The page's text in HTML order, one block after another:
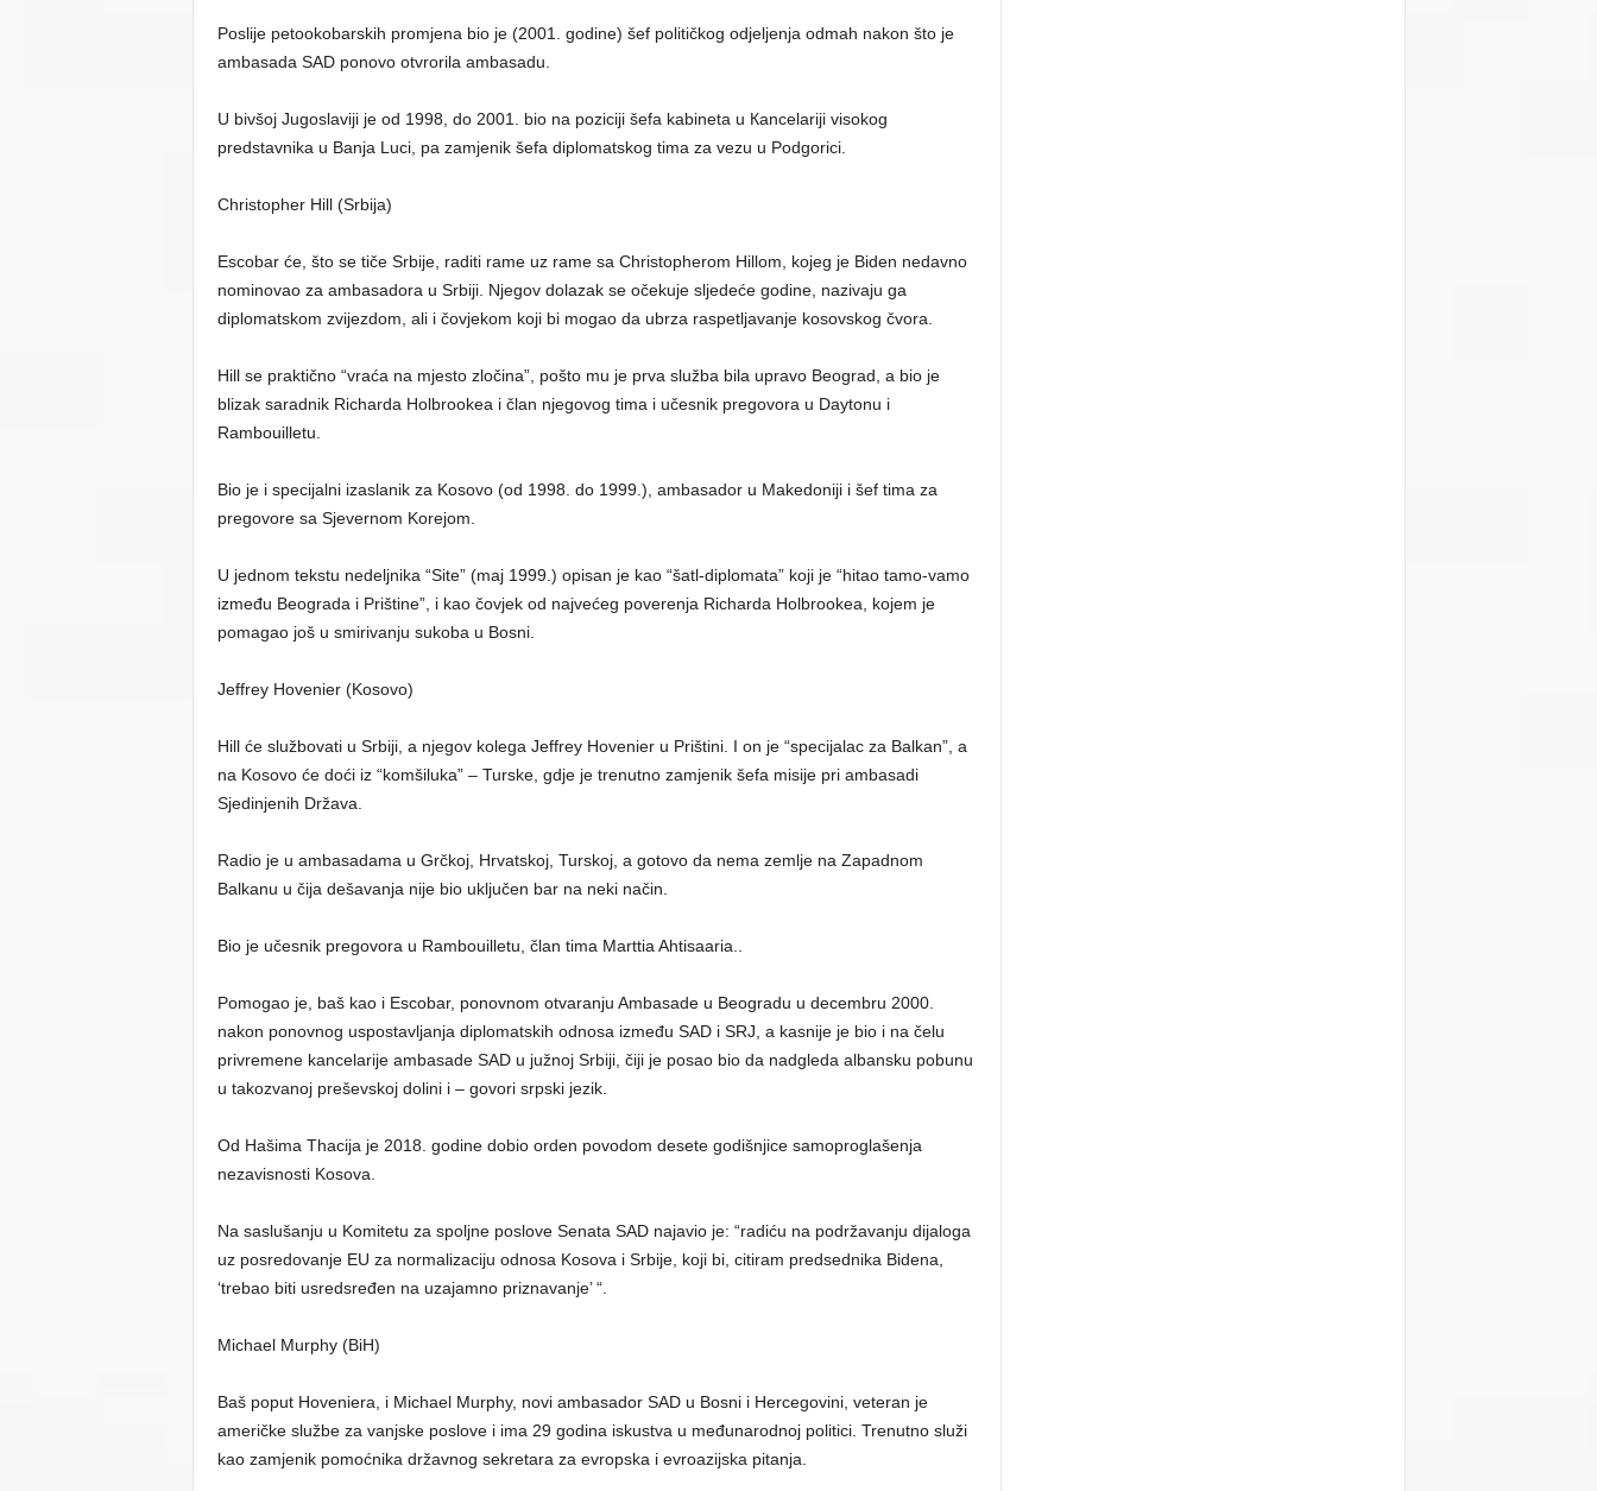
Poslije petookobarskih promjena bio je (2001. godine) šef političkog odjeljenja odmah nakon što je
ambasada SAD ponovo otvrorila ambasadu.
U bivšoj Jugoslaviji je od 1998, do 2001. bio na poziciji šefa kabineta u Кancelariji visokog
predstavnika u Banja Luci, pa zamjenik šefa diplomatskog tima za vezu u Podgorici.
Christopher Hill (Srbija)
Escobar će, što se tiče Srbije, raditi rame uz rame sa Christopherom Hillom, kojeg je Biden nedavno
nominovao za ambasadora u Srbiji. Njegov dolazak se očekuje sljedeće godine, nazivaju ga
diplomatskom zvijezdom, ali i čovjekom koji bi mogao da ubrza raspetljavanje kosovskog čvora.
Hill se praktično “vraća na mjesto zločina”, pošto mu je prva služba bila upravo Beograd, a bio je
blizak saradnik Richarda Holbrookea i član njegovog tima i učesnik pregovora u Daytonu i
Rambouilletu.
Bio je i specijalni izaslanik za Kosovo (od 1998. do 1999.), ambasador u Makedoniji i šef tima za
pregovore sa Sjevernom Korejom.
U jednom tekstu nedeljnika “Site” (maj 1999.) opisan je kao “šatl-diplomata” koji je “hitao tamo-vamo
između Beograda i Prištine”, i kao čovjek od najvećeg poverenja Richarda Holbrookea, kojem je
pomagao još u smirivanju sukoba u Bosni.
Jeffrey Hovenier (Kosovo)
Hill će službovati u Srbiji, a njegov kolega Jeffrey Hovenier u Prištini. I on je “specijalac za Balkan”, a
na Kosovo će doći iz “komšiluka” – Turske, gdje je trenutno zamjenik šefa misije pri ambasadi
Sjedinjenih Država.
Radio je u ambasadama u Grčkoj, Hrvatskoj, Turskoj, a gotovo da nema zemlje na Zapadnom
Balkanu u čija dešavanja nije bio uključen bar na neki način.
Bio je učesnik pregovora u Rambouilletu, član tima Marttia Ahtisaaria..
Pomogao je, baš kao i Escobar, ponovnom otvaranju Ambasade u Beogradu u decembru 2000.
nakon ponovnog uspostavljanja diplomatskih odnosa između SAD i SRJ, a kasnije je bio i na čelu
privremene kancelarije ambasade SAD u južnoj Srbiji, čiji je posao bio da nadgleda albansku pobunu
u takozvanoj preševskoj dolini i – govori srpski jezik.
Od Hašima Thacija je 2018. godine dobio orden povodom desete godišnjice samoproglašenja
nezavisnosti Kosova.
Na saslušanju u Komitetu za spoljne poslove Senata SAD najavio je: “radiću na podržavanju dijaloga
uz posredovanje EU za normalizaciju odnosa Kosova i Srbije, koji bi, citiram predsednika Bidena,
‘trebao biti usredsređen na uzajamno priznavanje’ “.
Michael Murphy (BiH)
Baš poput Hoveniera, i Michael Murphy, novi ambasador SAD u Bosni i Hercegovini, veteran je
američke službe za vanjske poslove i ima 29 godina iskustva u međunarodnoj politici. Trenutno služi
kao zamjenik pomoćnika državnog sekretara za evropska i evroazijska pitanja.